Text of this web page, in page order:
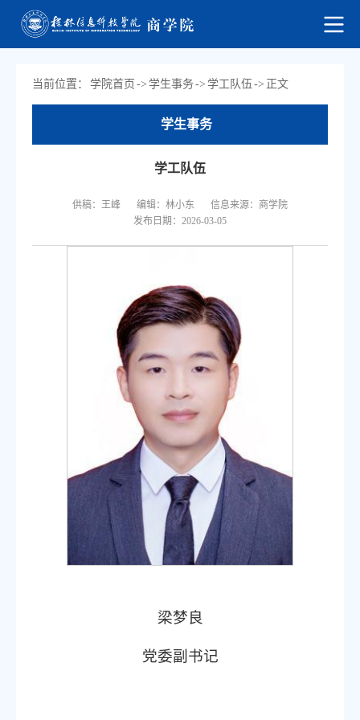
当前位置： 学院首页 -> 学生事务-> 学工队伍 -> 正文
学生事务
学工队伍
供稿：王峰 编辑：林小东
信息来源：商学院
发布日期：2026-03-05
梁梦良
党委副书记